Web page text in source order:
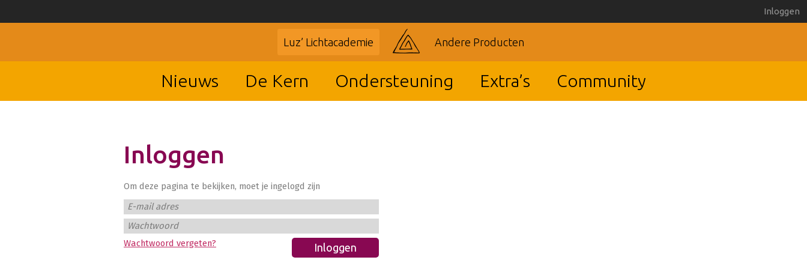
Inloggen
Luz’ Lichtacademie Andere Producten
Nieuws De Kern Ondersteuning Extra’s Community
Inloggen
Om deze pagina te bekijken, moet je ingelogd zijn
E-mail adres
Wachtwoord
Wachtwoord vergeten?